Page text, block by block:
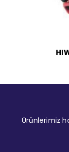
Ürünlerimiz